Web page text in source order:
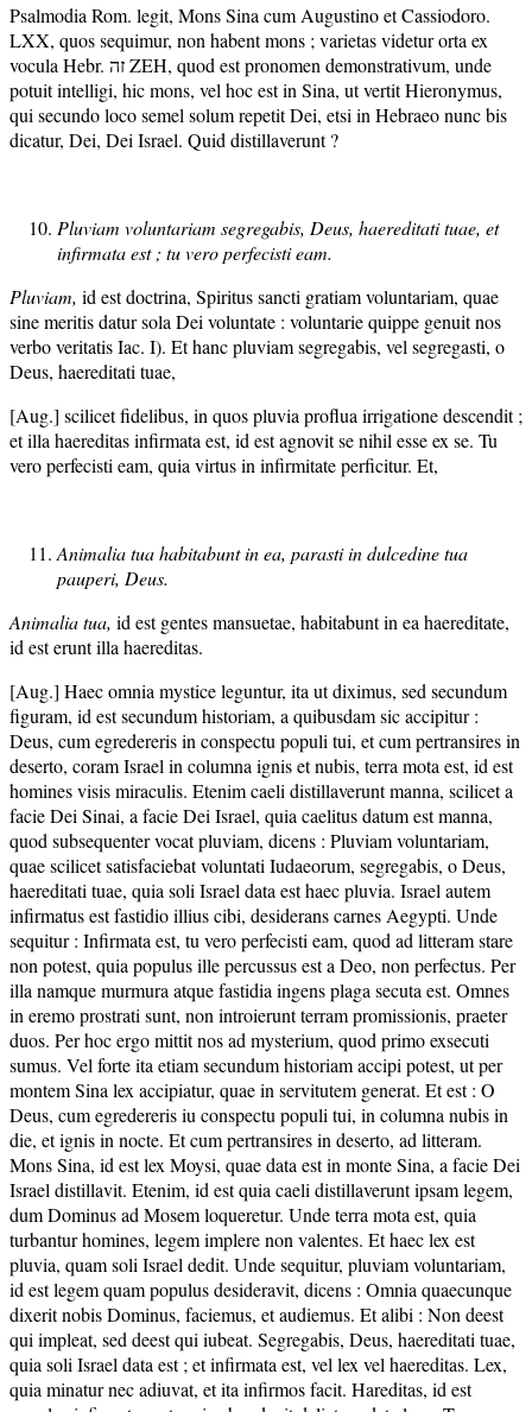
Psalmodia Rom. legit, Mons Sina cum Augustino et Cassiodoro.
LXX, quos sequimur, non habent mons ; varietas videtur orta ex
vocula Hebr. זה ZEH, quod est pronomen demonstrativum, unde
potuit intelligi, hic mons, vel hoc est in Sina, ut vertit Hieronymus,
qui secundo loco semel solum repetit Dei, etsi in Hebraeo nunc bis
dicatur, Dei, Dei Israel. Quid distillaverunt ?
Pluviam voluntariam segregabis, Deus, haereditati tuae, et
infirmata est ; tu vero perfecisti eam.
Pluviam, id est doctrina, Spiritus sancti gratiam voluntariam, quae
sine meritis datur sola Dei voluntate : voluntarie quippe genuit nos
verbo veritatis Iac. I). Et hanc pluviam segregabis, vel segregasti, o
Deus, haereditati tuae,
[Aug.] scilicet fidelibus, in quos pluvia proflua irrigatione descendit ;
et illa haereditas infirmata est, id est agnovit se nihil esse ex se. Tu
vero perfecisti eam, quia virtus in infirmitate perficitur. Et,
Animalia tua habitabunt in ea, parasti in dulcedine tua
pauperi, Deus.
Animalia tua, id est gentes mansuetae, habitabunt in ea haereditate,
id est erunt illa haereditas.
[Aug.] Haec omnia mystice leguntur, ita ut diximus, sed secundum
figuram, id est secundum historiam, a quibusdam sic accipitur :
Deus, cum egredereris in conspectu populi tui, et cum pertransires in
deserto, coram Israel in columna ignis et nubis, terra mota est, id est
homines visis miraculis. Etenim caeli distillaverunt manna, scilicet a
facie Dei Sinai, a facie Dei Israel, quia caelitus datum est manna,
quod subsequenter vocat pluviam, dicens : Pluviam voluntariam,
quae scilicet satisfaciebat voluntati Iudaeorum, segregabis, o Deus,
haereditati tuae, quia soli Israel data est haec pluvia. Israel autem
infirmatus est fastidio illius cibi, desiderans carnes Aegypti. Unde
sequitur : Infirmata est, tu vero perfecisti eam, quod ad litteram stare
non potest, quia populus ille percussus est a Deo, non perfectus. Per
illa namque murmura atque fastidia ingens plaga secuta est. Omnes
in eremo prostrati sunt, non introierunt terram promissionis, praeter
duos. Per hoc ergo mittit nos ad mysterium, quod primo exsecuti
sumus. Vel forte ita etiam secundum historiam accipi potest, ut per
montem Sina lex accipiatur, quae in servitutem generat. Et est : O
Deus, cum egredereris iu conspectu populi tui, in columna nubis in
die, et ignis in nocte. Et cum pertransires in deserto, ad litteram.
Mons Sina, id est lex Moysi, quae data est in monte Sina, a facie Dei
Israel distillavit. Etenim, id est quia caeli distillaverunt ipsam legem,
dum Dominus ad Mosem loqueretur. Unde terra mota est, quia
turbantur homines, legem implere non valentes. Et haec lex est
pluvia, quam soli Israel dedit. Unde sequitur, pluviam voluntariam,
id est legem quam populus desideravit, dicens : Omnia quaecunque
dixerit nobis Dominus, faciemus, et audiemus. Et alibi : Non deest
qui impleat, sed deest qui iubeat. Segregabis, Deus, haereditati tuae,
quia soli Israel data est ; et infirmata est, vel lex vel haereditas. Lex,
quia minatur nec adiuvat, et ita infirmos facit. Hareditas, id est